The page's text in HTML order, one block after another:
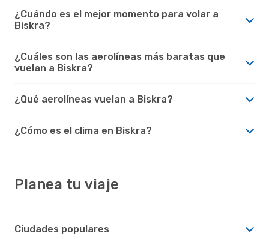
¿Cuándo es el mejor momento para volar a
Biskra?
¿Cuáles son las aerolíneas más baratas que
vuelan a Biskra?
¿Qué aerolíneas vuelan a Biskra?
¿Cómo es el clima en Biskra?
Planea tu viaje
Ciudades populares